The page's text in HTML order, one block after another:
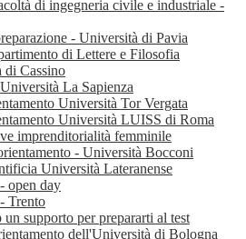
di ingegneria civile e industriale -
- Università di Pavia
di Lettere e Filosofia
di Cassino
La Sapienza
Università Tor Vergata
Università LUISS di Roma
imprenditorialità femminile
- Università Bocconi
Università Lateranense
open day
Trento
supporto per prepararti al test
dell'Università di Bologna